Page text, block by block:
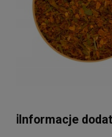
ℹ️Informacje